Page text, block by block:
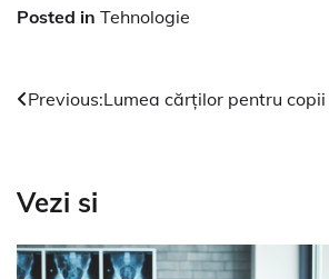
Posted in Tehnologie
Navigare
articole
Previous:Lumea cărților pentru copii
Vezi si